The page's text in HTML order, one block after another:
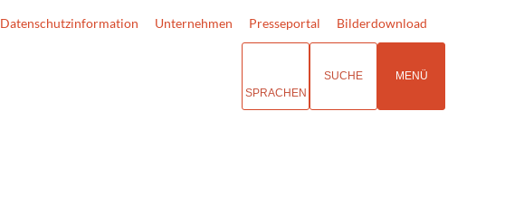
Datenschutzinformation Unternehmen Presseportal Bilderdownload
SPRACHEN
SUCHE MENÜ